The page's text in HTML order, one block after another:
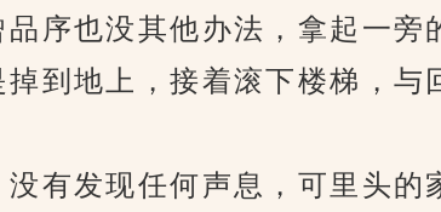
也没其他办法，拿起一旁
地上，接着滚下楼梯，与
发现任何声息，可里头的